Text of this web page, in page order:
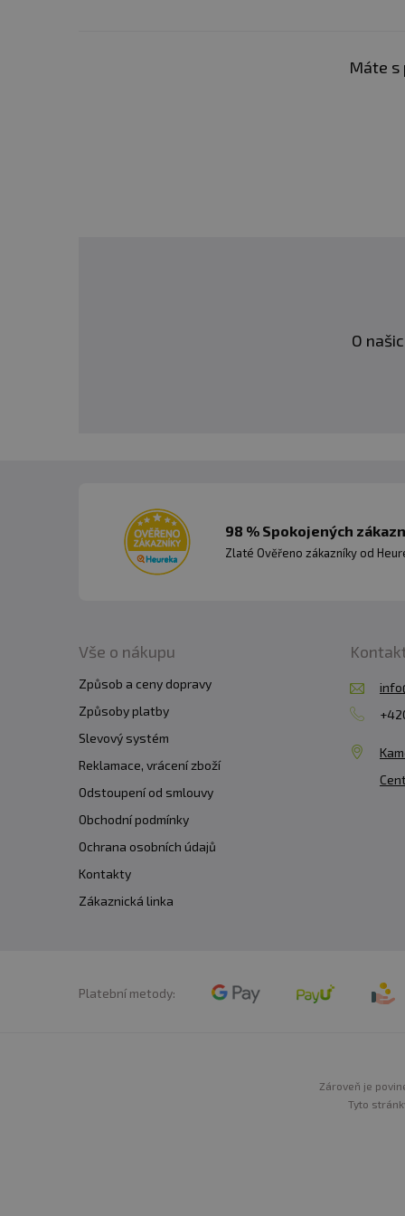
Máte s
O
98 % Spokojených
Zlaté Ověřeno zákazníky od
Vše o nákupu
Způsob a ceny dopravy
Způsoby platby
Slevový systém
Reklamace, vrácení zboží
Odstoupení od smlouvy
Obchodní podmínky
Ochrana osobních údajů
Kontakty
Zákaznická linka
Platební metody:
Zároveň je
Tyto